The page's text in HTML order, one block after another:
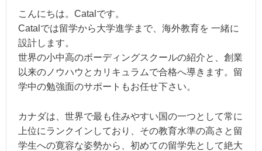
こんにちは。Catalです。
Catalでは留学から大学進学まで、海外教育を 一緒に
設計します。
世界の小中高のボーディングスクールの紹介と、創業
以来のノウハウとカリキュラムで合格へ導きます。留
学中の勉強面のサポートもお任せ下さい。
カナダは、世界で最も住みやすい国の一つとして常に
上位にランクインしており、その教育水準の高さと留
学生への寛容な姿勢から、初めての留学先として絶大